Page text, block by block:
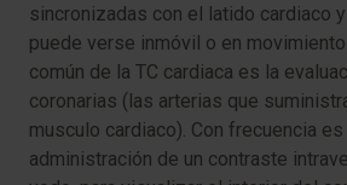
sincronizadas con el latido cardiaco
puede verse inmóvil o en
común de la TC cardiaca es la
coronarias (las arterias que
musculo cardiaco). Con frecuencia
administración de un contraste